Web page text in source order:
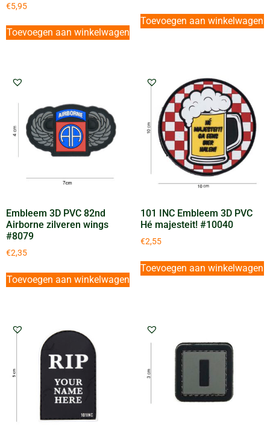
€5,95
Toevoegen aan winkelwagen
Toevoegen aan winkelwagen
Embleem 3D PVC 82nd
Airborne zilveren wings
#8079
€2,35
Toevoegen aan winkelwagen
101 INC Embleem 3D PVC
Hé majesteit! #10040
€2,55
Toevoegen aan winkelwagen